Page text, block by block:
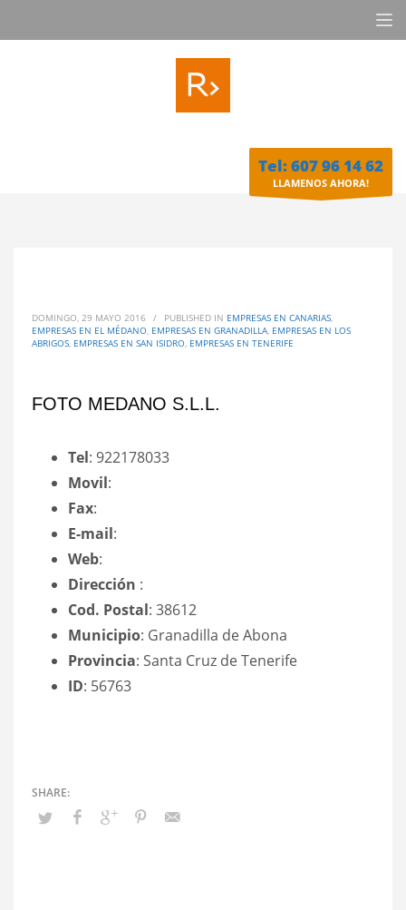
Tel: 607 96 14 62
LLAMENOS AHORA!
DOMINGO, 29 MAYO 2016 / PUBLISHED IN EMPRESAS EN CANARIAS,
EMPRESAS EN EL MÉDANO, EMPRESAS EN GRANADILLA, EMPRESAS EN LOS
ABRIGOS, EMPRESAS EN SAN ISIDRO, EMPRESAS EN TENERIFE
FOTO MEDANO S.L.L.
Tel: 922178033
Movil:
Fax:
E-mail:
Web:
Dirección :
Cod. Postal: 38612
Municipio: Granadilla de Abona
Provincia: Santa Cruz de Tenerife
ID: 56763